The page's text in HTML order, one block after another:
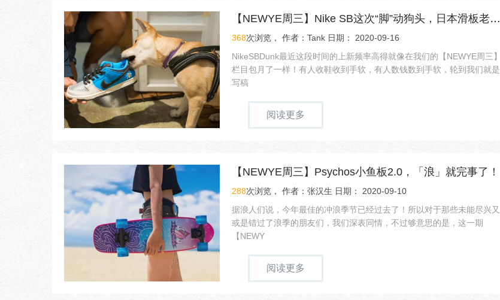
【NEWYE周三】Nike SB这次“脚”动狗头，日本滑板老店Instant限
368次浏览， 作者：Tank 日期： 2020-09-16
NikeSBDunk最近这段时间的上新频率高得就像在我们的【NEWYE周三】
栏目包月了一样！有人收鞋收到手软，有人数钱数到手软，轮到我们就是
写稿
阅读更多
【NEWYE周三】Psychos小鱼板2.0，「浪」就完事了！
288次浏览， 作者：张汉生 日期： 2020-09-10
据浪人们说，今年最佳的冲浪季节已经过去了！所以对于那些未能尽兴又
或是错过了浪季的朋友们，我们深表同情，不过够意思的是，这一期
【NEWY
阅读更多